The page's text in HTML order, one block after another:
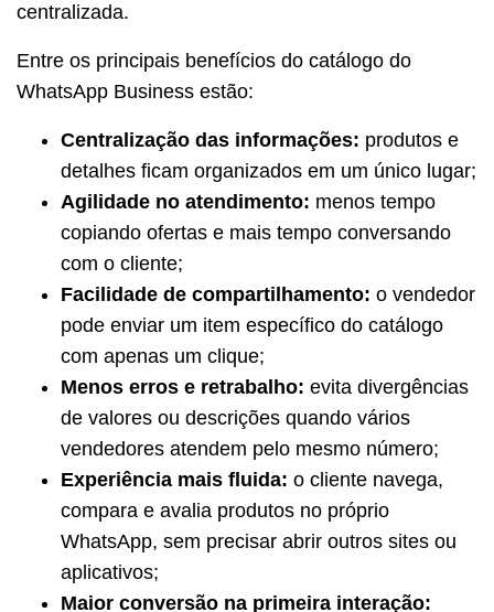
centralizada.
Entre os principais benefícios do catálogo do
WhatsApp Business estão:
Centralização das informações: produtos e
detalhes ficam organizados em um único lugar;
Agilidade no atendimento: menos tempo
copiando ofertas e mais tempo conversando
com o cliente;
Facilidade de compartilhamento: o vendedor
pode enviar um item específico do catálogo
com apenas um clique;
Menos erros e retrabalho: evita divergências
de valores ou descrições quando vários
vendedores atendem pelo mesmo número;
Experiência mais fluida: o cliente navega,
compara e avalia produtos no próprio
WhatsApp, sem precisar abrir outros sites ou
aplicativos;
Maior conversão na primeira interação: